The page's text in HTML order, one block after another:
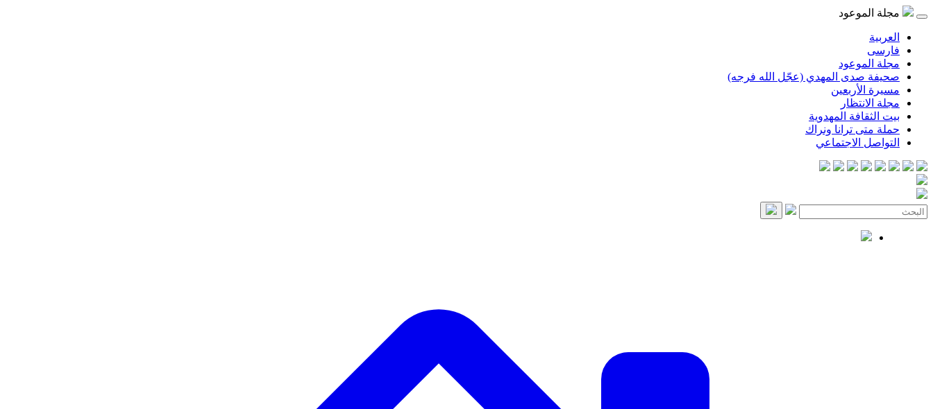
مجلة الموعود
العربية
فارسی
مجلة الموعود
صحيفة صدى المهدي (عجّل الله فرجه)
مسيرة الأربعين
مجلة الانتظار
بيت الثقافة المهدوية
حملة متى ترانا ونراك
التواصل الاجتماعي